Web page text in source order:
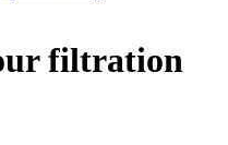
filtration